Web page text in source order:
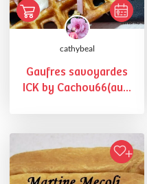
cathybeal
Gaufres savoyardes
ICK by Cachou66(au...